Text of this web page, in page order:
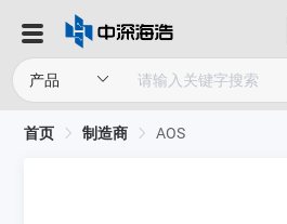
首页 制造商 AOS